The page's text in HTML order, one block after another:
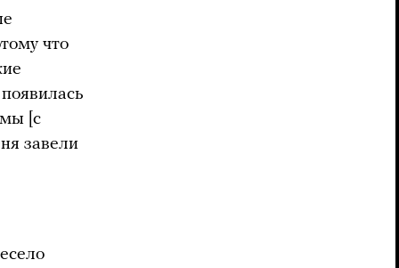
что
мы [с
завели